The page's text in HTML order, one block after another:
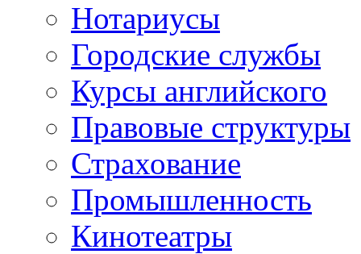
Нотариусы
Городские службы
Курсы английского
Правовые структуры
Страхование
Промышленность
Кинотеатры